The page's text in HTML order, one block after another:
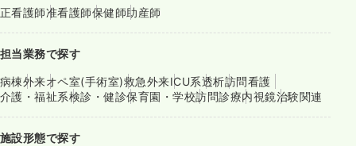
正看護師准看護師保健師助産師
担当業務で探す
病棟外来オペ室(手術室)救急外来ICU系透析訪問看護
介護・福祉系検診・健診保育園・学校訪問診療内視鏡治験関連
施設形態で探す